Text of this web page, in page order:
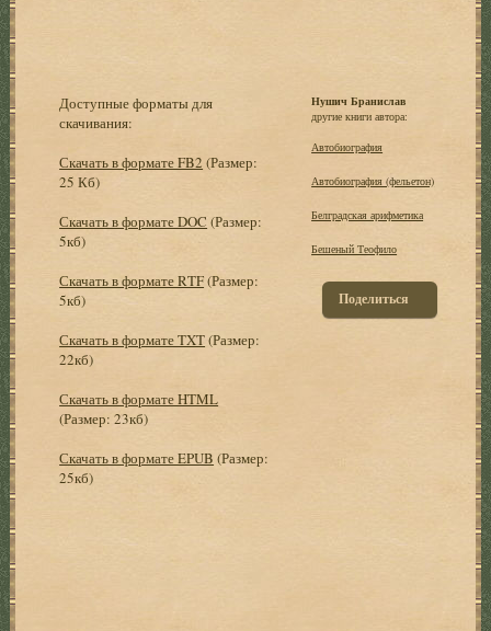
Доступные форматы для
скачивания:
Скачать в формате FB2 (Размер:
25 Кб)
Скачать в формате DOC (Размер:
5кб)
Скачать в формате RTF(Размер:
5кб)
Скачать в формате TXT(Размер:
22кб)
Скачать в формате HTML
(Размер: 23кб)
Скачать в формате EPUB (Размер:
25кб)
Нушич Бранислав
другие книги автора:
Автобиография
Автобиография (фельетон)
Белградская арифметика
Бешеный Теофило
Поделиться